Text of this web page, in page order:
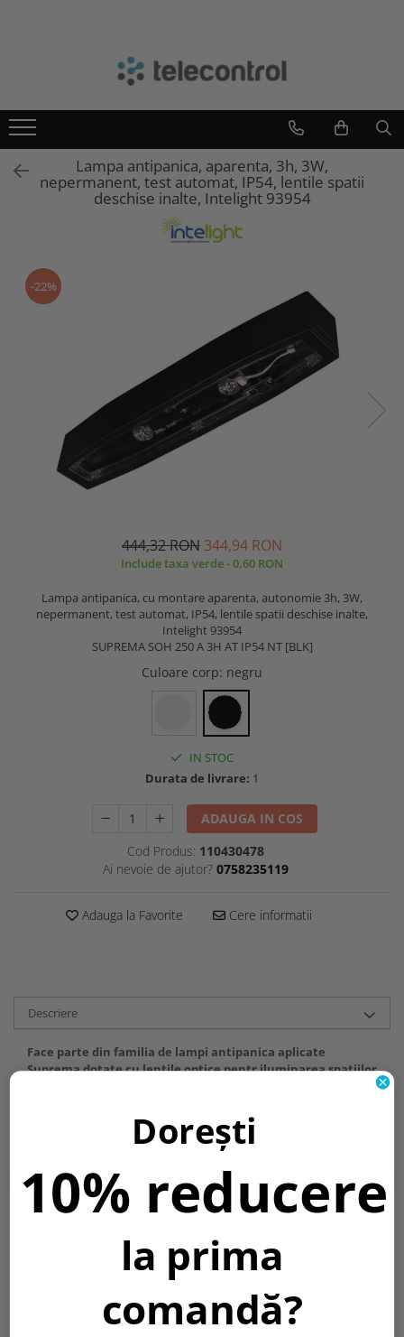
Teletask
Intelight
Hikvision
Lampa antipanica, aparenta, 3h, 3W,
nepermanent, test automat, IP54, lentile spatii
deschise inalte, Intelight 93954
-22%
444,32 RON 344,94 RON
Include taxa verde - 0,60 RON
Lampa antipanica, cu montare aparenta, autonomie 3h, 3W,
nepermanent, test automat, IP54, lentile spatii deschise inalte,
Intelight 93954
SUPREMA SOH 250 A 3H AT IP54 NT [BLK]
Culoare corp: negru
IN STOC
Durata de livrare: 1
ADAUGA IN COS
Cod Produs: 110430478
Ai nevoie de ajutor? 0758235119
Adauga la Favorite Cere informatii
Descriere
Face parte din familia de lampi antipanica aplicate
Suprema dotate cu lentile optice pentr iluminarea spatiilor
Suprema este o lampa iluminat led impotriva panicii caracterizata
- constructie modulara pentru instalarea aplicata;
- instalare usoara;
- grad de protectie IP54;
- posibilitatea de a folosi optici diferite;
Fier Fosfat LiFePO4;
- compatibilitate cu sistemul de monitorizare iluminat de
siguranta centralizat wireless de tip WELLS;
Temperatura culoare [K]:: 4000K
Grad protectie IP:IP54
Dorești
10% reducere
la prima
comandă?